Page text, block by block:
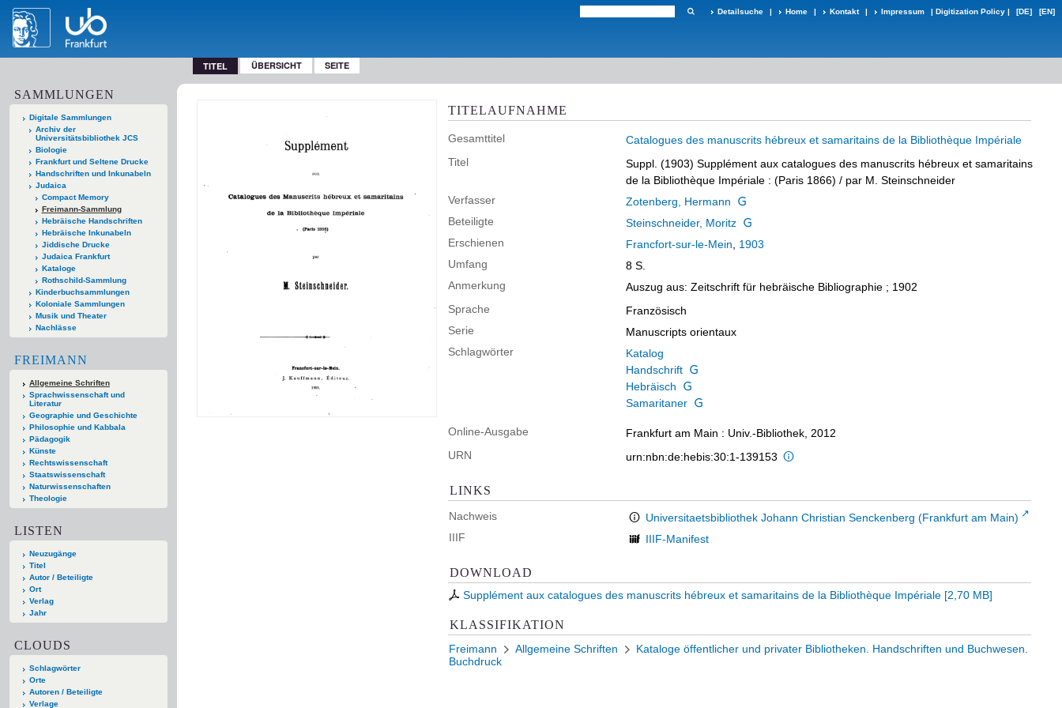
Detailsuche | Home | Kontakt | Impressum | Digitization Policy | [DE] [EN]
TITEL ÜBERSICHT SEITE
SAMMLUNGEN
Digitale Sammlungen
Archiv der
Universitätsbibliothek JCS
Biologie
Frankfurt und Seltene Drucke
Handschriften und Inkunabeln
Judaica
Compact Memory
Freimann-Sammlung
Hebräische Handschriften
Hebräische Inkunabeln
Jiddische Drucke
Judaica Frankfurt
Kataloge
Rothschild-Sammlung
Kinderbuchsammlungen
Koloniale Sammlungen
Musik und Theater
Nachlässe
FREIMANN
Allgemeine Schriften
Sprachwissenschaft und
Literatur
Geographie und Geschichte
Philosophie und Kabbala
Pädagogik
Künste
Rechtswissenschaft
Staatswissenschaft
Naturwissenschaften
Theologie
LISTEN
Neuzugänge
Titel
Autor / Beteiligte
Ort
Verlag
Jahr
CLOUDS
Schlagwörter
Orte
Autoren / Beteiligte
Verlage
TITELAUFNAHME
Gesamttitel
Catalogues des manuscrits hébreux et samaritains de la Bibliothèque Impériale
Titel
Suppl. (1903) Supplément aux catalogues des manuscrits hébreux et samaritains
de la Bibliothèque Impériale : (Paris 1866) / par M. Steinschneider
Verfasser
Zotenberg, Hermann
Beteiligte
Steinschneider, Moritz
Erschienen
Francfort-sur-le-Mein
1903
Umfang
8 S.
Anmerkung
Auszug aus: Zeitschrift für hebräische Bibliographie ; 1902
Sprache
Französisch
Serie
Manuscripts orientaux
Schlagwörter
Katalog
Handschrift
Hebräisch
Samaritaner
Online-Ausgabe
Frankfurt am Main : Univ.-Bibliothek, 2012
URN
urn:nbn:de:hebis:30:1-139153
LINKS
Nachweis
Universitaetsbibliothek Johann Christian Senckenberg (Frankfurt am Main)
IIIF
IIIF-Manifest
DOWNLOAD
Supplément aux catalogues des manuscrits hébreux et samaritains de la Bibliothèque Impériale [2,70 MB]
KLASSIFIKATION
Freimann Allgemeine Schriften
Kataloge öffentlicher und privater Bibliotheken. Handschriften und Buchwesen.
Buchdruck